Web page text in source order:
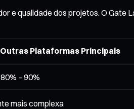
e qualidade dos projetos. O Gate
Outras Plataformas Principais
– 90%
mais complexa